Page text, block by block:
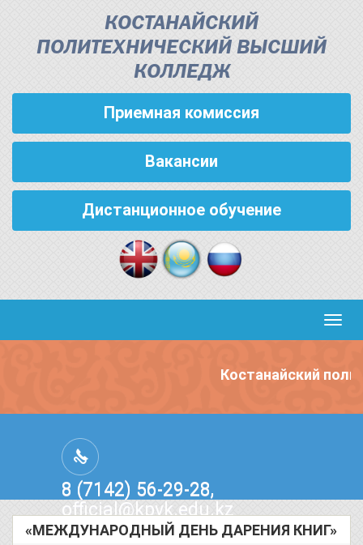
КОСТАНАЙСКИЙ
ПОЛИТЕХНИЧЕСКИЙ ВЫСШИЙ
КОЛЛЕДЖ
Приемная комиссия
Вакансии
Дистанционное обучение
Костанайский
8 (7142) 56-29-28,
official@kpvk.edu.kz
г.Костанай, Проспект Кобыланды
Батыра, 3
«МЕЖДУНАРОДНЫЙ ДЕНЬ ДАРЕНИЯ КНИГ»